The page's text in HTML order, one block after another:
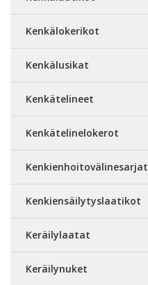
Kenkälokerikot
Kenkälusikat
Kenkätelineet
Kenkätelinelokerot
Kenkienhoitovälinesarjat
Kenkiensäilytyslaatikot
Keräilylaatat
Keräilynuket